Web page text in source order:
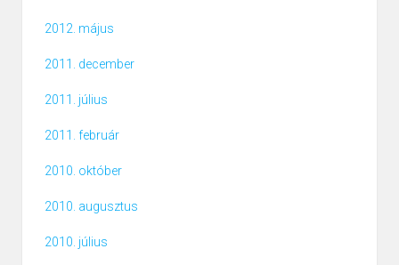
2012. május
2011. december
2011. július
2011. február
2010. október
2010. augusztus
2010. július